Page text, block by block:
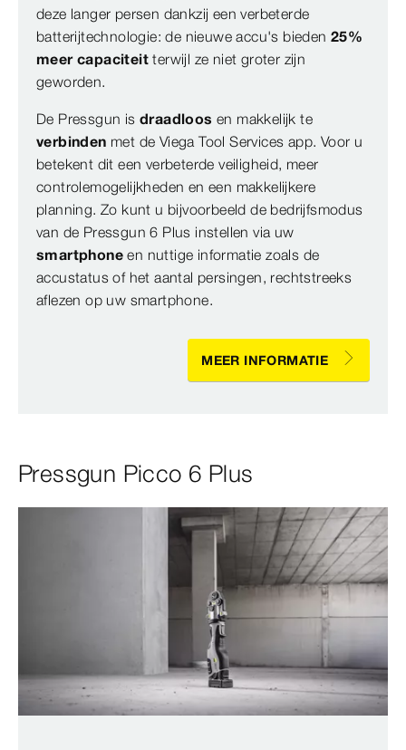
deze langer persen dankzij een verbeterde
batterijtechnologie: de nieuwe accu's bieden 25%
meer capaciteitterwijl ze niet groter zijn
geworden.
De Pressgun is draadloos en makkelijk te
verbinden met de Viega Tool Services app. Voor u
betekent dit een verbeterde veiligheid, meer
controlemogelijkheden en een makkelijkere
planning. Zo kunt u bijvoorbeeld de bedrijfsmodus
van de Pressgun 6 Plus instellen via uw
smartphoneen nuttige informatie zoals de
accustatus of het aantal persingen, rechtstreeks
aflezen op uw smartphone.
MEER INFORMATIE
Pressgun Picco 6 Plus